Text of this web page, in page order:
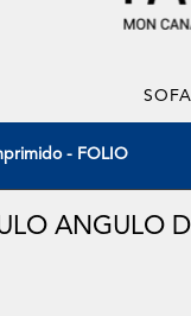
- FOLIO
ANGULO